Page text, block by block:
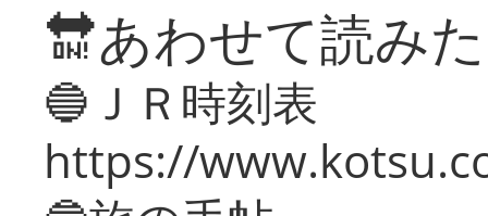
🔛あわせて読み
🔵ＪＲ時刻表
https://